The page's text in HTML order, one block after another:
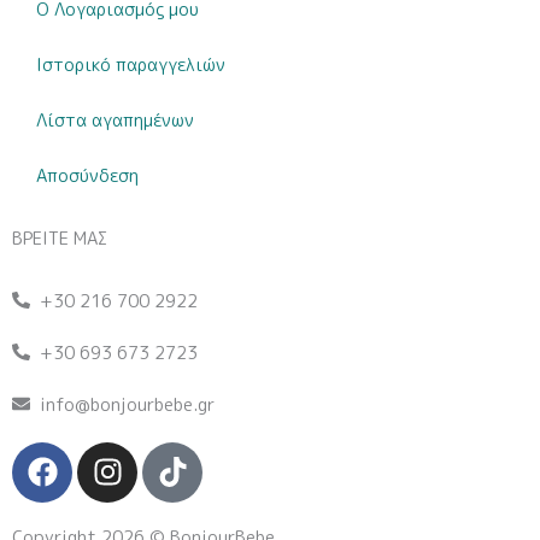
Ο Λογαριασμός μου
Ιστορικό παραγγελιών
Λίστα αγαπημένων
Αποσύνδεση
ΒΡΕΙΤΕ ΜΑΣ
+30 216 700 2922
+30 693 673 2723
info@bonjourbebe.gr
F
a
c
I
n
s
T
i
k